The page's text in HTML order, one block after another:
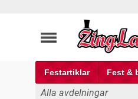
Festartiklar Fest &
Alla avdelningar